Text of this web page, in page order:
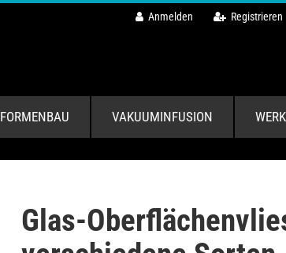
Anmelden Registrieren
FORMENBAU VAKUUMINFUSION
Glas-